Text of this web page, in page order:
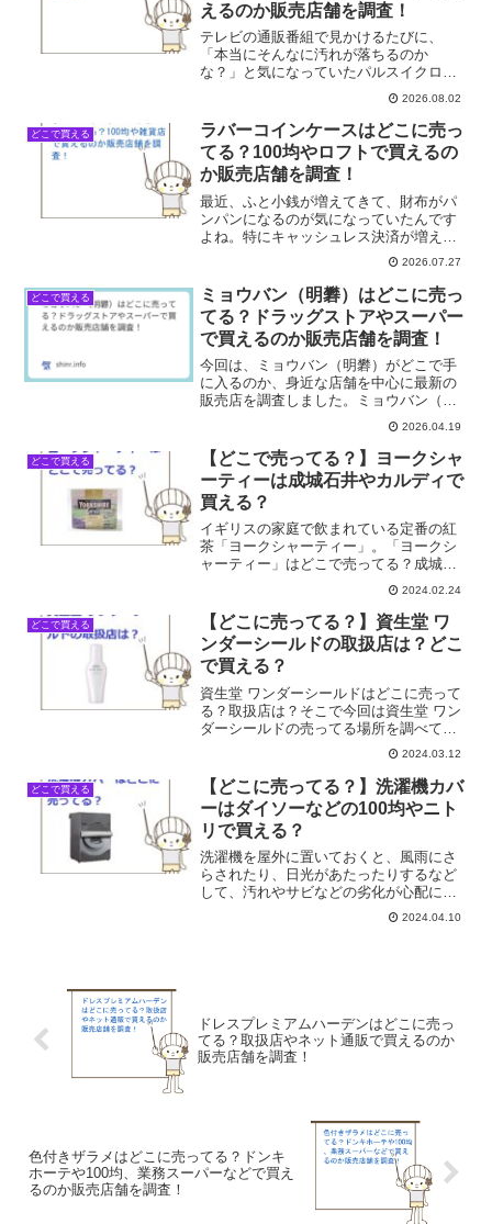
えるのか販売店舗を調査！
テレビの通販番組で見かけるたびに、
「本当にそんなに汚れが落ちるのか
な？」と気になっていたパルスイクロ
ス。SNSで実際に使っている人の動画を
見ると、面白いほど汚れが吸着されてい
くので、一度試してみたいという気持ち
がずっとありました。でも、いざ...
2026.08.02
どこで買える
ラバーコインケースはどこに売っ
てる？100均やロフトで買えるの
か販売店舗を調査！
最近、ふと小銭が増えてきて、財布がパ
ンパンになるのが気になっていたんです
よね。特にキャッシュレス決済が増えた
とはいえ、自販機やちょっとした買い物
で小銭が必要になることって、まだまだ
多いじゃないですか。そんな時、SNSで
ラバーコインケースを使...
2026.07.27
どこで買える
ミョウバン（明礬）はどこに売っ
てる？ドラッグストアやスーパー
で買えるのか販売店舗を調査！
今回は、ミョウバン（明礬）がどこで手
に入るのか、身近な店舗を中心に最新の
販売店を調査しました。ミョウバン（明
礬）が買える店舗一覧店舗販売状況ドラ
ッグストア◎スーパー◎ネット通販◎100
均△ホームセンター△家電量販店△東急
ハンズ・ロフト△ミョ...
2026.04.19
どこで買える
【どこで売ってる？】ヨークシャ
ーティーは成城石井やカルディで
買える？
イギリスの家庭で飲まれている定番の紅
茶「ヨークシャーティー」。「ヨークシ
ャーティー」はどこで売ってる？成城石
井やカルディで買える？そこで今回は
「ヨークシャーティー」の売ってる場所
を調べてみました。
2024.02.24
どこで買える
【どこに売ってる？】資生堂 ワ
ンダーシールドの取扱店は？どこ
で買える？
資生堂 ワンダーシールドはどこに売って
る？取扱店は？そこで今回は資生堂 ワン
ダーシールドの売ってる場所を調べてみ
2024.03.12
どこで買える
【どこに売ってる？】洗濯機カバ
ーはダイソーなどの100均やニト
リで買える？
洗濯機を屋外に置いておくと、風雨にさ
らされたり、日光があたったりするなど
して、汚れやサビなどの劣化が心配にな
りますね。そんなときは洗濯機カバーを
つけましょう。洗濯機カバーはどこに売
2024.04.10
ドレスプレミアムハーデンはどこに売っ
てる？取扱店やネット通販で買えるのか
販売店舗を調査！
色付きザラメはどこに売ってる？ドンキ
ホーテや100均、業務スーパーなどで買え
るのか販売店舗を調査！